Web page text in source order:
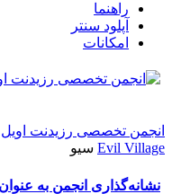
راهنما
آپلود سنتر
امکانات
انجمن تخصصی رزیدنت اویل
Evil Village سيو
نشانه‌گذاری انجمن به